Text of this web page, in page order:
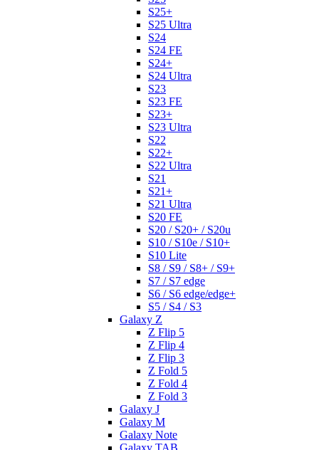
S25+
S25 Ultra
S24
S24 FE
S24+
S24 Ultra
S23
S23 FE
S23+
S23 Ultra
S22
S22+
S22 Ultra
S21
S21+
S21 Ultra
S20 FE
S20 / S20+ / S20u
S10 / S10e / S10+
S10 Lite
S8 / S9 / S8+ / S9+
S7 / S7 edge
S6 / S6 edge/edge+
S5 / S4 / S3
Galaxy Z
Z Flip 5
Z Flip 4
Z Flip 3
Z Fold 5
Z Fold 4
Z Fold 3
Galaxy J
Galaxy M
Galaxy Note
Galaxy TAB